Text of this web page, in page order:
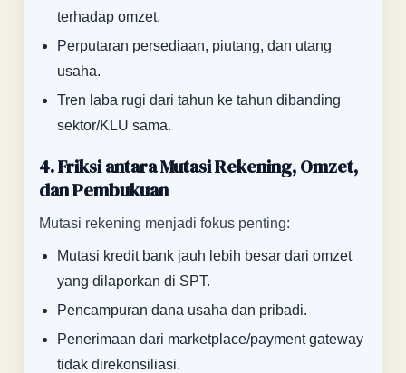
terhadap omzet.
Perputaran persediaan, piutang, dan utang
usaha.
Tren laba rugi dari tahun ke tahun dibanding
sektor/KLU sama.
4. Friksi antara Mutasi Rekening, Omzet,
dan Pembukuan
Mutasi rekening menjadi fokus penting:
Mutasi kredit bank jauh lebih besar dari omzet
yang dilaporkan di SPT.
Pencampuran dana usaha dan pribadi.
Penerimaan dari marketplace/payment gateway
tidak direkonsiliasi.